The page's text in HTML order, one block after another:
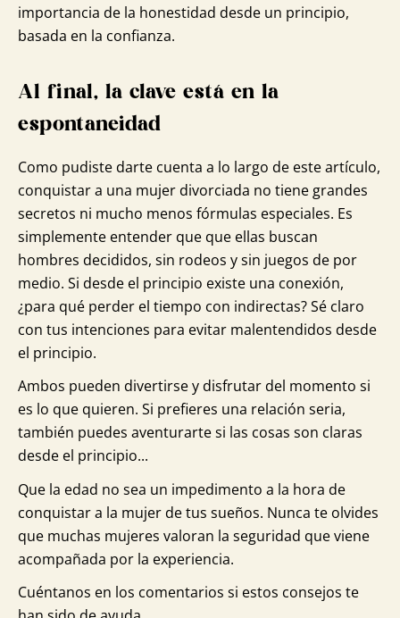
importancia de la honestidad desde un principio,
basada en la confianza.
Al final, la clave está en la
espontaneidad
Como pudiste darte cuenta a lo largo de este artículo,
conquistar a una mujer divorciada no tiene grandes
secretos ni mucho menos fórmulas especiales. Es
simplemente entender que que ellas buscan
hombres decididos, sin rodeos y sin juegos de por
medio. Si desde el principio existe una conexión,
¿para qué perder el tiempo con indirectas? Sé claro
con tus intenciones para evitar malentendidos desde
el principio.
Ambos pueden divertirse y disfrutar del momento si
es lo que quieren. Si prefieres una relación seria,
también puedes aventurarte si las cosas son claras
desde el principio...
Que la edad no sea un impedimento a la hora de
conquistar a la mujer de tus sueños. Nunca te olvides
que muchas mujeres valoran la seguridad que viene
acompañada por la experiencia.
Cuéntanos en los comentarios si estos consejos te